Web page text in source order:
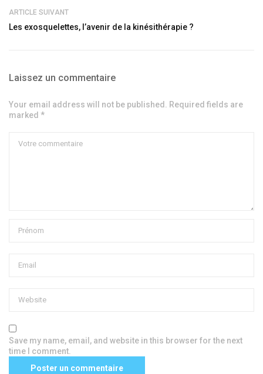
ARTICLE SUIVANT
Les exosquelettes, l’avenir de la kinésithérapie ?
Laissez un commentaire
Your email address will not be published. Required fields are
marked *
Save my name, email, and website in this browser for the next
time I comment.